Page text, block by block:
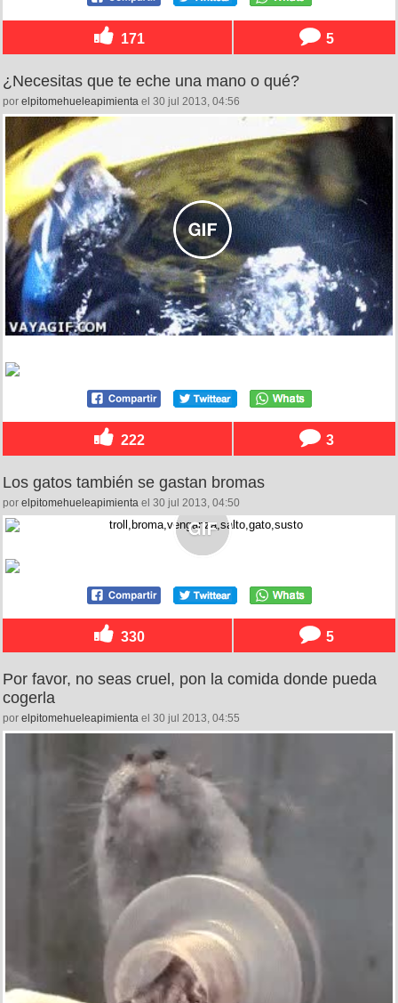
171 5
¿Necesitas que te eche una mano o qué?
por elpitomehueleapimienta el 30 jul 2013, 04:56
222 3
Los gatos también se gastan bromas
por elpitomehueleapimienta el 30 jul 2013, 04:50
330 5
Por favor, no seas cruel, pon la comida donde pueda
cogerla
por elpitomehueleapimienta el 30 jul 2013, 04:55